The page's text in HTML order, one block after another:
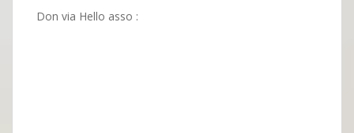
Don via Hello asso :